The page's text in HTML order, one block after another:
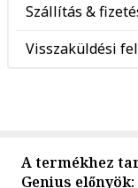
Szállítás &
Visszaküldési
A termékhez
Genius előnyök: